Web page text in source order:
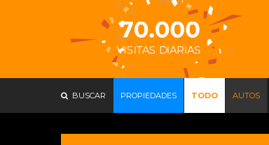
BUSCAR PROPIEDADES TODO AUTOS